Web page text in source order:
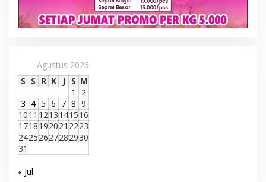
Agustus 2026
S S R K J S M
1
2
3 4 5 6 7 8 9
1011 1213141516
1718192021 2223
24252627282930
31
« Jul